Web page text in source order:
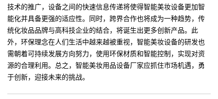
技术的推广，设备之间的快速信息传递将使得智能美妆设备更加智
能化并具备更强的适应性。同时，跨界合作也将成为一种趋势，传
统化妆品品牌与高科技企业的结合，将诞生出更多创新产品。此
外，环保理念在人们生活中越来越被重视，智能美妆设备的研发也
需朝着可持续发展方向努力，使用环保材质和智能控制，实现对资
源的合理利用。总之，智能美妆用品设备厂家应抓住市场机遇，勇
于创新，迎接未来的挑战。